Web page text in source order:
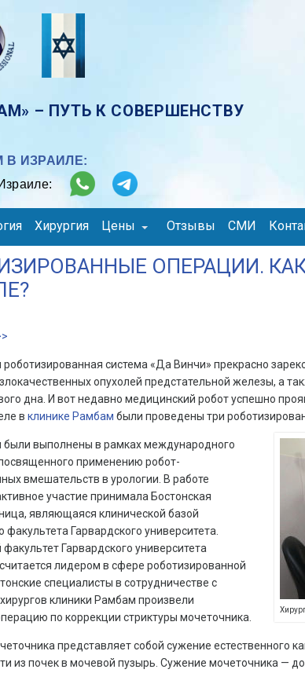
– ПУТЬ К СОВЕРШЕНСТВУ
В ИЗРАИЛЕ:
Хирургия Цены Отзывы СМИ
ОПЕРАЦИИ.
система «Да Винчи» прекрасно
опухолей предстательной железы, а
дна. И вот недавно медицинский робот успешно
в клинике Рамбам были проведены три
были выполнены в рамках международного
применению робот-
вмешательств в урологии. В работе
участие принимала Бостонская
являющаяся клинической базой
факультета Гарвардского университета.
Гарвардского университета
лидером в сфере роботизированной
специалисты в сотрудничестве с
клиники Рамбам произвели
по коррекции стриктуры мочеточника.
представляет собой сужение естественного
из почек в мочевой пузырь. Сужение мочеточника —